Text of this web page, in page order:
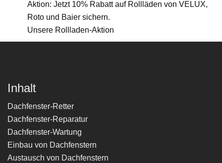
Unsere Rollladen-Aktion
Inhalt
Dachfenster-Retter
Dachfenster-Reparatur
Dachfenster-Wartung
Einbau von Dachfenstern
Austausch von Dachfenstern